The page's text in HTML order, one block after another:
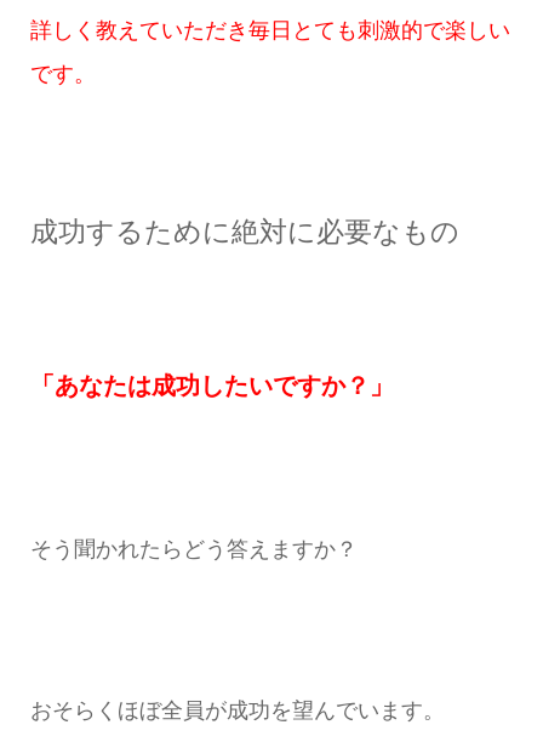
詳しく教えていただき毎日とても刺激的で楽しい
です。
成功するために絶対に必要なもの
「あなたは成功したいですか？」
そう聞かれたらどう答えますか？
おそらくほぼ全員が成功を望んでいます。